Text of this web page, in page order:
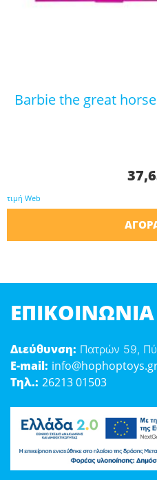
barbie the great
τιμή Web
ΕΠΙΚΟΙΝΩΝΊΑ
Διεύθυνση: Πατρών 59,
E-mail:
Τηλ.: 26213 01503